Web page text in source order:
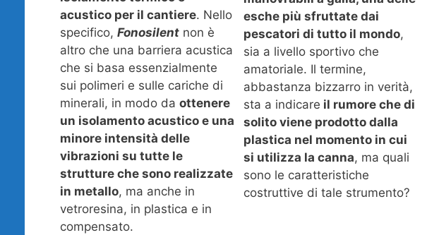
acustico per il cantiere. Nello
specifico, Fonosilentnon è
altro che una barriera acustica
che si basa essenzialmente
sui polimeri e sulle cariche di
minerali, in modo da ottenere
un isolamento acustico e una
minore intensità delle
vibrazioni su tutte le
strutture che sono realizzate
in metallo, ma anche in
vetroresina, in plastica e in
compensato.
esche più sfruttate dai
pescatori di tutto il mondo,
sia a livello sportivo che
amatoriale. Il termine,
abbastanza bizzarro in verità,
sta a indicare il rumore che di
solito viene prodotto dalla
plastica nel momento in cui
si utilizza la canna, ma quali
sono le caratteristiche
costruttive di tale strumento?